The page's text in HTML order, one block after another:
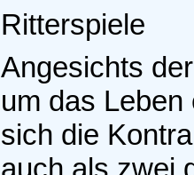
Ritterspiele
Angesichts
um das
sich die
auch als zwei